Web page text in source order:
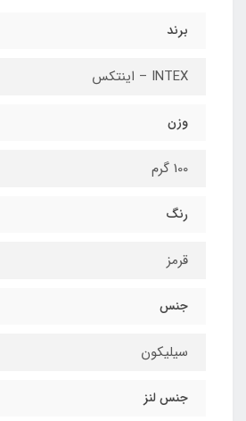
برند
INTEX – اینتکس
وزن
100 گرم
رنگ
قرمز
جنس
سیلیکون
جنس لنز